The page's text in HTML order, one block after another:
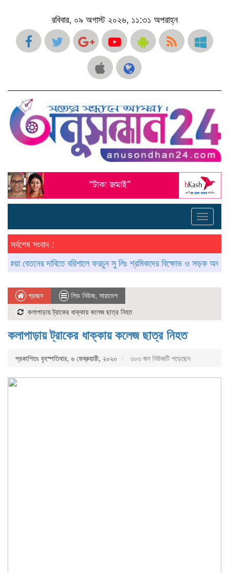
রবিবার, ০৯ অগাস্ট ২০২৬, ১১:৩১ অপরাহ্ন
Toggle
সর্বশেষ সংবাদ :
বেতনের দাবিতে বরিশালে ফরচুন সু লিঃ শ্রমিকদের বিক্ষোভ ও সড়ক অবরোধ
প্রচ্ছদ লিড নিউজ, সারাদেশ
কলাপাড়ায় ট্রাকের ধাক্কায় কলেজ ছাত্র নিহত
কলাপাড়ায় ট্রাকের ধাক্কায় কলেজ ছাত্র নিহত
প্রকাশিতঃ বৃহস্পতিবার, ৬ ফেব্রুয়ারী, ২০২০ ৩০৩ জন নিউজটি পড়েছেন